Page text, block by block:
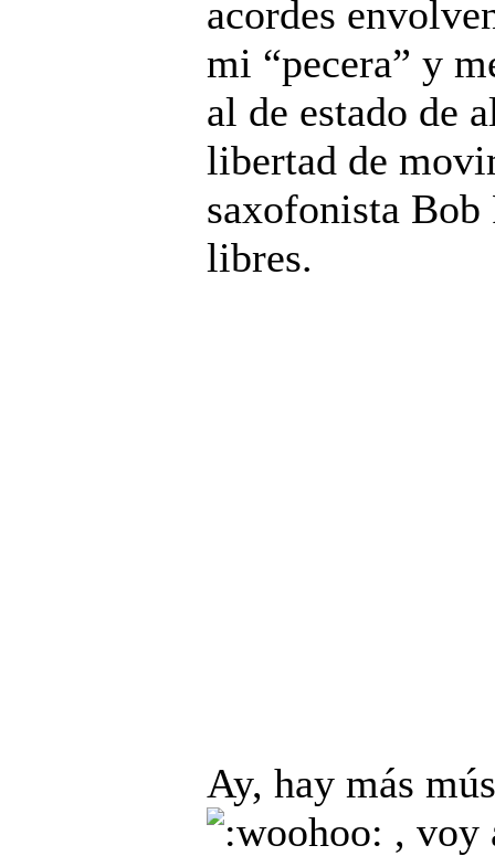
acordes
mi “pecera” y
al de estado de
libertad de
saxofonista
libres.
Ay, hay más
, voy